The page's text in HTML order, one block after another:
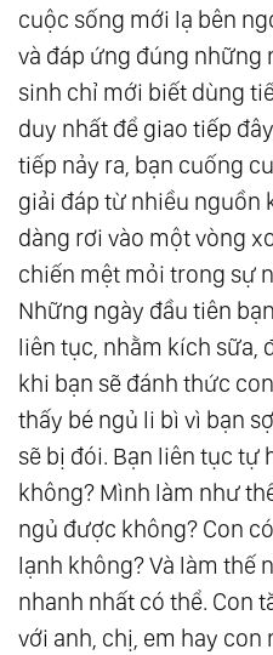
cuộc sống mới lạ bên
và đáp ứng đúng những
sinh chỉ mới biết dùng
duy nhất để giao tiếp
tiếp nảy ra, bạn cuống
giải đáp từ nhiều nguồn
dàng rơi vào một vòng
chiến mệt mỏi trong sự
Những ngày đầu tiên
liên tục, nhằm kích sữa,
khi bạn sẽ đánh thức
thấy bé ngủ li bì vì bạn
sẽ bị đói. Bạn liên tục tự
không? Mình làm như
ngủ được không? Con
lạnh không? Và làm thế
nhanh nhất có thể. Con
với anh, chị, em hay